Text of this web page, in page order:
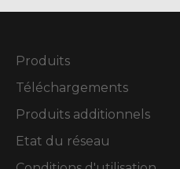
Produits
Téléchargements
Produits additionnels
Etat du réseau